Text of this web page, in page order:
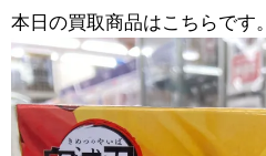
本日の買取商品はこちらです。